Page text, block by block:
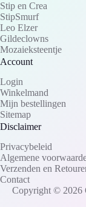
Stip en Crea
StipSmurf
Leo Elzer
Gildeclowns
Mozaieksteentje
Account
Login
Winkelmand
Mijn bestellingen
Sitemap
Disclaimer
Privacybeleid
Algemene
Verzenden en
Contact
Copyright © 2026